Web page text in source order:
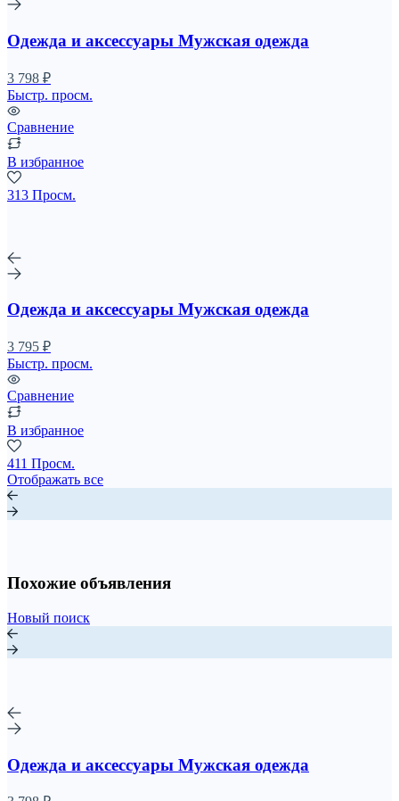
Одежда и аксессуары Мужская одежда
3 798 ₽
Быстр. просм.
Сравнение
В избранное
313 Просм.
Одежда и аксессуары Мужская одежда
3 795 ₽
Быстр. просм.
Сравнение
В избранное
411 Просм.
Отображать все
Похожие объявления
Новый поиск
Одежда и аксессуары Мужская одежда